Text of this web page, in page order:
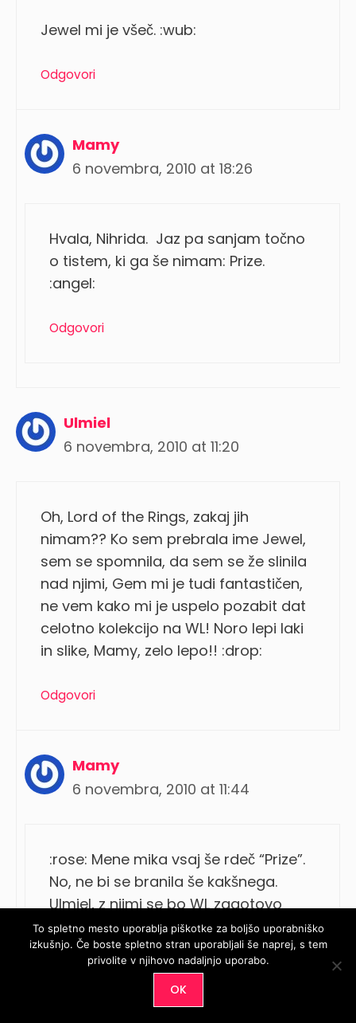
Jewel mi je všeč. :wub:
Odgovori
Mamy
6 novembra, 2010 at 18:26
Hvala, Nihrida. Jaz pa sanjam točno
o tistem, ki ga še nimam: Prize.
:angel:
Odgovori
Ulmiel
6 novembra, 2010 at 11:20
Oh, Lord of the Rings, zakaj jih
nimam?? Ko sem prebrala ime Jewel,
sem se spomnila, da sem se že slinila
nad njimi, Gem mi je tudi fantastičen,
ne vem kako mi je uspelo pozabit dat
celotno kolekcijo na WL! Noro lepi laki
in slike, Mamy, zelo lepo!! :drop:
Odgovori
Mamy
6 novembra, 2010 at 11:44
:rose: Mene mika vsaj še rdeč “Prize”.
No, ne bi se branila še kakšnega.
Ulmiel, z njimi se bo WL zagotovo
podaljšala… :nervous:
Odgovori
To spletno mesto uporablja piškotke za boljšo uporabniško
izkušnjo. Če boste spletno stran uporabljali še naprej, s tem
privolite v njihovo nadaljnjo uporabo.
OK